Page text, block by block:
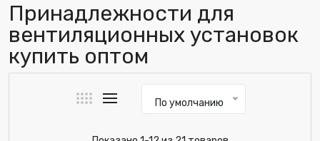
Принадлежности для
вентиляционных установок
купить оптом
По умолчанию